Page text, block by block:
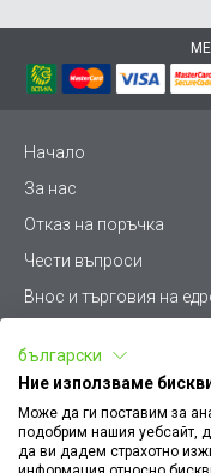
Начало
За нас
Отказ на поръчка
Чести въпроси
Внос и търговия на
Условия за ползване
Стани дистрибутор
Карта на сайта
български
Ние използваме
Може да ги поставим за
подобрим нашия уебсайт,
да ви дадем страхотно